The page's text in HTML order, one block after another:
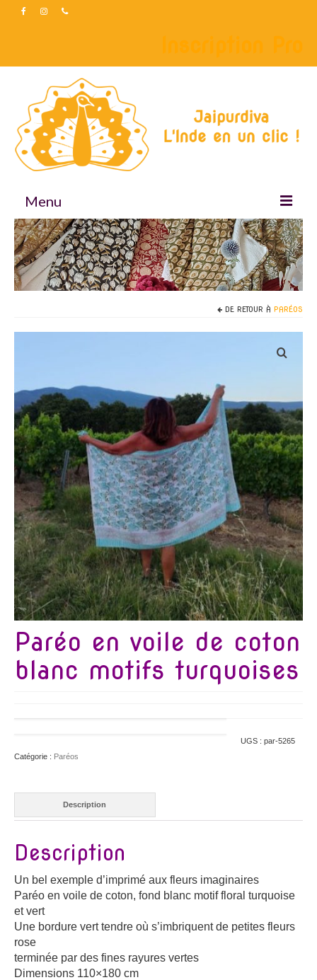
Inscription Pro
Menu
Accueil
Boutique
Pièces uniques
Textile maison
Vêtements
Tous nos imprimés
Présentation Marie-Lise Corda
Blog
Contact
DE RETOUR À PARÉOS
Paréo en voile de coton
blanc motifs turquoises
UGS : par-5265
Catégorie : Paréos
Description
Description
Un bel exemple d’imprimé aux fleurs imaginaires
Paréo en voile de coton, fond blanc motif floral turquoise
et vert
Une bordure vert tendre où s’imbriquent de petites fleurs
rose
terminée par des fines rayures vertes
Dimensions 110×180 cm